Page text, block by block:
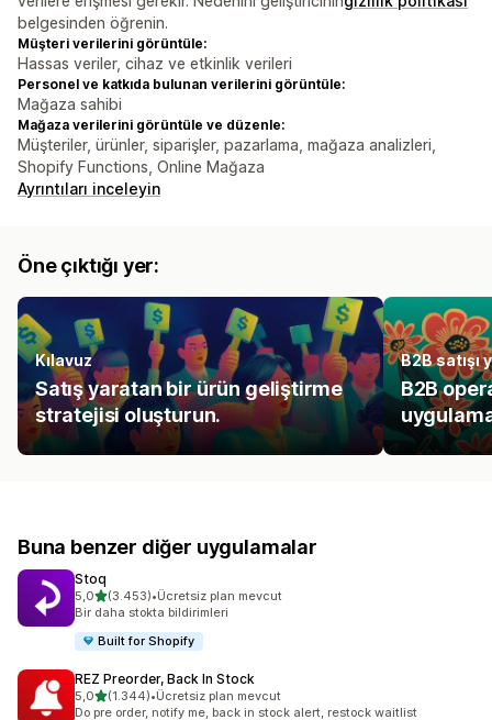
belgesinden öğrenin.
Müşteri verilerini görüntüle:
Hassas veriler, cihaz ve etkinlik verileri
Personel ve katkıda bulunan verilerini görüntüle:
Mağaza sahibi
Mağaza verilerini görüntüle ve düzenle:
Müşteriler, ürünler, siparişler, pazarlama, mağaza analizleri,
Shopify Functions, Online Mağaza
Ayrıntıları inceleyin
Öne çıktığı yer:
Kılavuz
Satış yaratan bir ürün geliştirme
stratejisi oluşturun.
B2B satışı
B2B
Buna benzer diğer uygulamalar
Stoq
5,05 yıldız üzerinden
(3.453)
toplam 3453 değerlendirme
•Ücretsiz plan mevcut
Bir daha stokta bildirimleri
Built for Shopify
REZ Preorder, Back In Stock
5,05 yıldız üzerinden
(1.344)
toplam 1344 değerlendirme
•Ücretsiz plan mevcut
Do pre order, notify me, back in stock alert, restock waitlist